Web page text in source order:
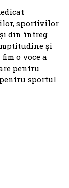
sportivilor
din întreg
și
o voce a
pentru
sportul